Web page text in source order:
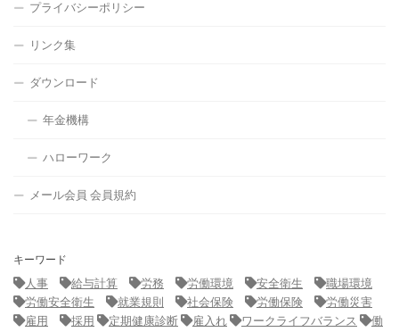
プライバシーポリシー
リンク集
ダウンロード
年金機構
ハローワーク
メール会員 会員規約
キーワード
人事
給与計算 労務 労働環境 安全衛生
職場環境
労働安全衛生
就業規則 社会保険 労働保険
労働災害
雇用
採用 定期健康診断 雇入れ ワークライフバランス
働